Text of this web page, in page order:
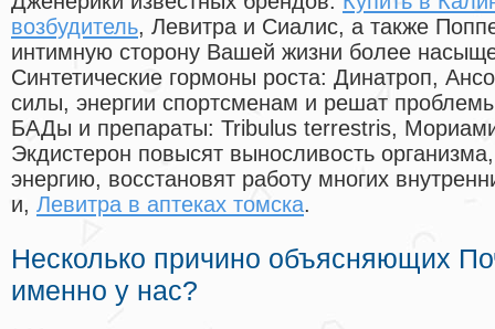
возбудитель, Левитра и Сиалис, а также
интимную сторону Вашей жизни более
Синтетические гормоны роста: Динатроп,
силы, энергии спортсменам и решат
БАДы и препараты: Tribulus terrestris,
Экдистерон повысят выносливость
энергию, восстановят работу многих
и, Левитра в аптеках томска.
Несколько причино объясняющих
именно у нас?